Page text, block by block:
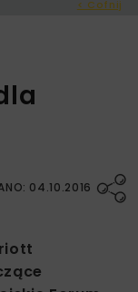
< Cofnij
04.10.2016